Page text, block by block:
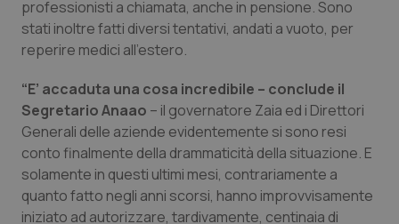
Quotidiano Oncologia
Rene & patologie urogenitali
Salute orale & impianti
Sangue & coagulazione
professionisti a chiamata, anche in pensione. Sono
stati inoltre fatti diversi tentativi, andati a vuoto, per
reperire medici all’estero.
“E’ accaduta una cosa incredibile – conclude il
Segretario Anaao – il governatore Zaia ed i Direttori
Generali delle aziende evidentemente si sono resi
conto finalmente della drammaticità della situazione. E
solamente in questi ultimi mesi, contrariamente a
quanto fatto negli anni scorsi, hanno improvvisamente
iniziato ad autorizzare, tardivamente, centinaia di